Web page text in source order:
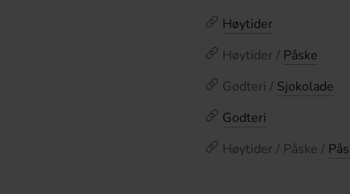
Høytider
Høytider / Påske
Godteri / Sjokolade
Godteri
Høytider / Påske /